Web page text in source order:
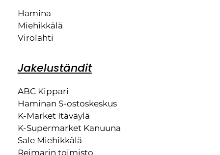
Hamina
Miehikkälä
Virolahti
Jakeluständit
ABC Kippari
Haminan S-ostoskeskus
K-Market Itäväylä
K-Supermarket Kanuuna
Sale Miehikkälä
Reimarin toimisto